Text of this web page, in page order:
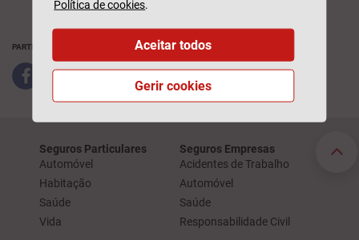
PARTILHAR
Seguros Particulares
Automóvel
Habitação
Saúde
Vida
Seguros Empresas
Acidentes de Trabalho
Automóvel
Saúde
Responsabilidade Civil
Política de cookies.
Gerir cookies
Aceitar todos